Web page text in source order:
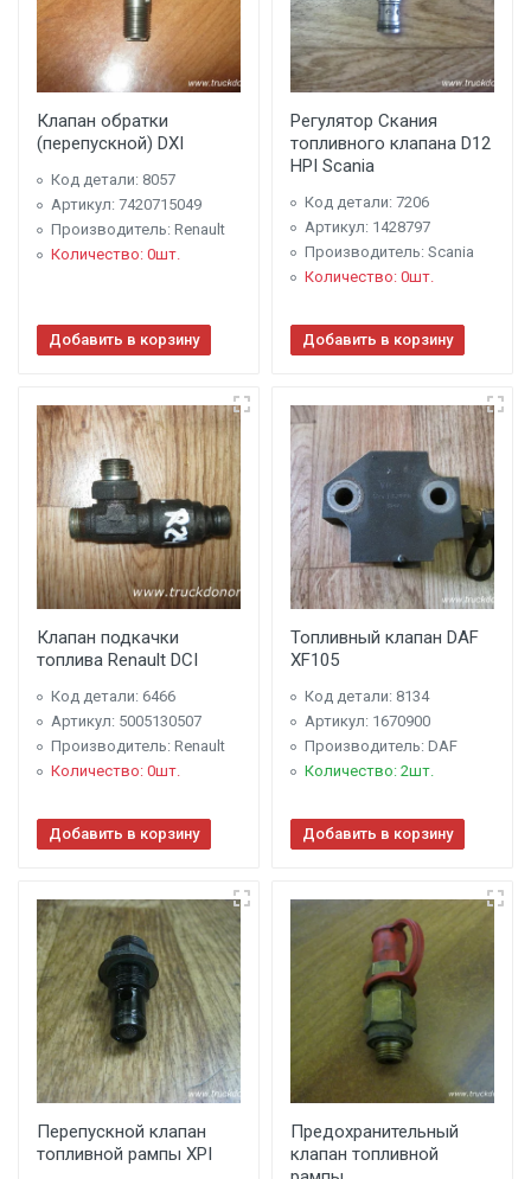
Клапан обратки
(перепускной) DXI
Код детали: 8057
Артикул: 7420715049
Производитель: Renault
Количество: 0шт.
Добавить в корзину
Регулятор Скания
топливного клапана D12
HPI Scania
Код детали: 7206
Артикул: 1428797
Производитель: Scania
Количество: 0шт.
Добавить в корзину
Клапан подкачки
топлива Renault DCI
Код детали: 6466
Артикул: 5005130507
Производитель: Renault
Количество: 0шт.
Добавить в корзину
Топливный клапан DAF
XF105
Код детали: 8134
Артикул: 1670900
Производитель: DAF
Количество: 2шт.
Добавить в корзину
Перепускной клапан
топливной рампы XPI
Предохранительный
клапан топливной